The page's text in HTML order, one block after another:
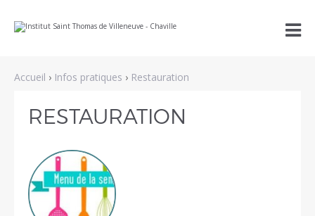
au
la
personnels

Accueil › Infos pratiques › Restauration
RESTAURATION